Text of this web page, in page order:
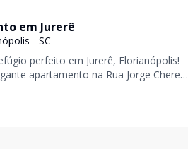
em Jurerê
- SC
perfeito em Jurerê, Florianópolis!
apartamento na Rua Jorge Cherem,
2 dormitórios e 1
para momentos de lazer ou fé